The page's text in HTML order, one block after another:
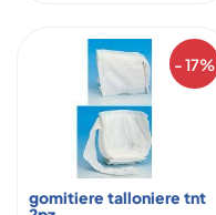
- 17%
gomitiere talloniere tnt